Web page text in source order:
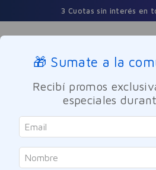
3 Cuotas sin interés en
Buscar
Dermocosmetica Corporal
🎁 Sumate a la
Recibí promos
especiales